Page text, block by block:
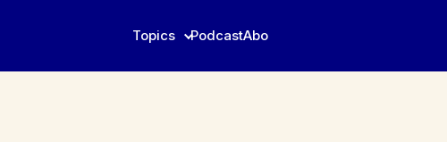
Topics PodcastAbo